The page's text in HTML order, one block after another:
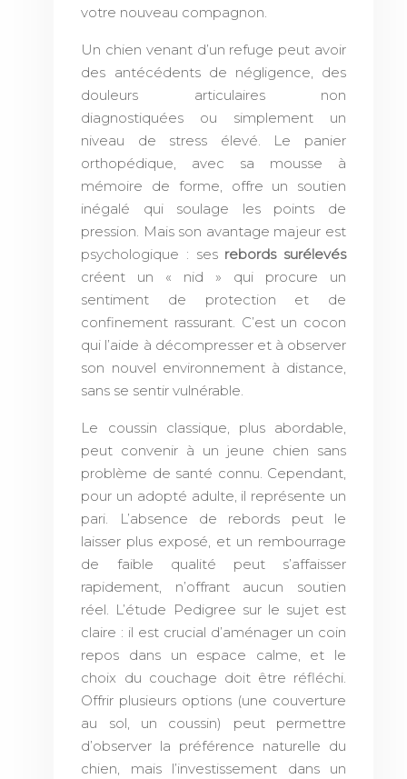
votre nouveau compagnon.
Un chien venant d’un refuge peut avoir
des antécédents de négligence, des
douleurs articulaires non
diagnostiquées ou simplement un
niveau de stress élevé. Le panier
orthopédique, avec sa mousse à
mémoire de forme, offre un soutien
inégalé qui soulage les points de
pression. Mais son avantage majeur est
psychologique : ses rebords surélevés
créent un « nid » qui procure un
sentiment de protection et de
confinement rassurant. C’est un cocon
qui l’aide à décompresser et à observer
son nouvel environnement à distance,
sans se sentir vulnérable.
Le coussin classique, plus abordable,
peut convenir à un jeune chien sans
problème de santé connu. Cependant,
pour un adopté adulte, il représente un
pari. L’absence de rebords peut le
laisser plus exposé, et un rembourrage
de faible qualité peut s’affaisser
rapidement, n’offrant aucun soutien
réel. L’étude Pedigree sur le sujet est
claire : il est crucial d’aménager un coin
repos dans un espace calme, et le
choix du couchage doit être réfléchi.
Offrir plusieurs options (une couverture
au sol, un coussin) peut permettre
d’observer la préférence naturelle du
chien, mais l’investissement dans un